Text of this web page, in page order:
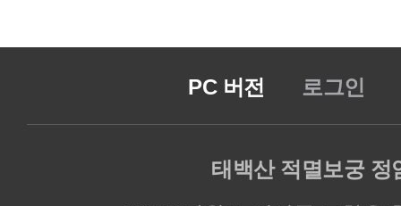
PC 버전 로그인
태백산 적멸보궁 정